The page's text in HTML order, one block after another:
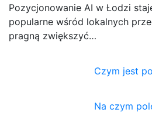
Pozycjonowanie AI w Łodzi
popularne wśród lokalnych
pragną zwiększyć…
Czym jest
Na czym